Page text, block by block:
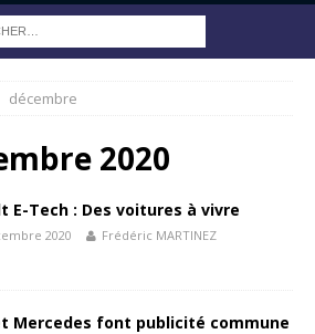
décembre
2020
E-Tech : Des voitures à vivre
2020 Frédéric MARTINEZ
Mercedes font publicité commune